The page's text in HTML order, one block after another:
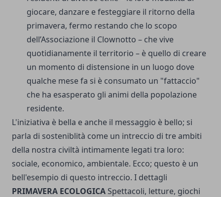
giocare, danzare e festeggiare il ritorno della
primavera, fermo restando che lo scopo
dell’Associazione il Clownotto – che vive
quotidianamente il territorio – è quello di creare
un momento di distensione in un luogo dove
qualche mese fa si è consumato un "fattaccio"
che ha esasperato gli animi della popolazione
residente.
L'iniziativa è bella e anche il messaggio è bello; si
parla di sosteniblità come un intreccio di tre ambiti
della nostra civiltà intimamente legati tra loro:
sociale, economico, ambientale. Ecco; questo è un
bell'esempio di questo intreccio. I dettagli
PRIMAVERA ECOLOGICA Spettacoli, letture, giochi